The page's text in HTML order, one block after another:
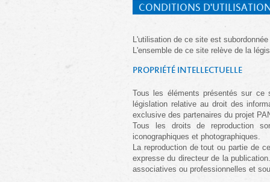
CONDITIONS
L'utilisation de ce site est
L'ensemble de ce site relève de la
PROPRIÉTÉ INTELLECTUELLE
Tous les éléments présentés sur ce
législation relative au droit des
exclusive des partenaires du projet
Tous les droits de reproduction
iconographiques et photographiques.
La reproduction de tout ou partie de
expresse du directeur de la
associatives ou professionnelles et